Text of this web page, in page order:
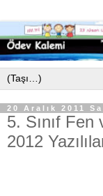
20 Aralık 2011
5. Sınıf
2012